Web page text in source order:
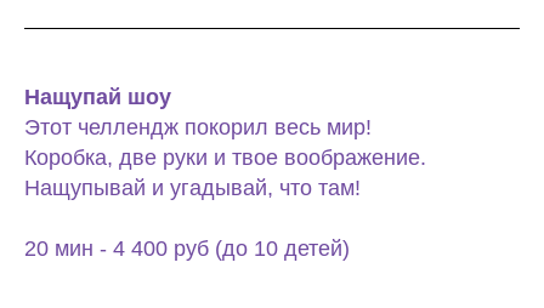
Нащупай шоу
Этот челлендж покорил весь мир!
Коробка, две руки и твое воображение.
Нащупывай и угадывай, что там!
20 мин - 4 400 руб (до 10 детей)